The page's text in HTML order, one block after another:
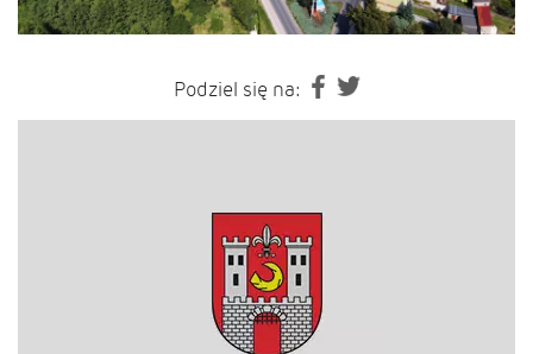
Podziel się na: